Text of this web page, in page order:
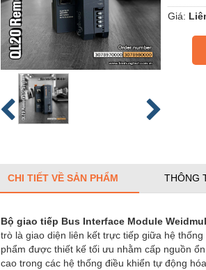
Giá:
CHI TIẾT VỀ SẢN PHẨM THÔNG
Bộ giao tiếp Bus Interface Module
trò là giao diện liên kết trực tiếp giữa hệ
phẩm được thiết kế tối ưu nhằm cấp nguồn
cao trong các hệ thống điều khiển tự động